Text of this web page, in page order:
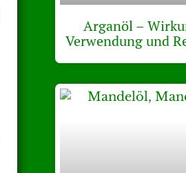
Arganöl –
Verwendung und